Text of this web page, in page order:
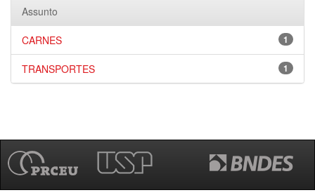
Assunto
1
CARNES
1
TRANSPORTES